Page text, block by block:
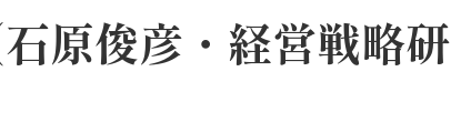
原俊彦・経営戦略研